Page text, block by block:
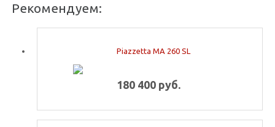
Рекомендуем:
Piazzetta MA 260 SL
180 400 руб.